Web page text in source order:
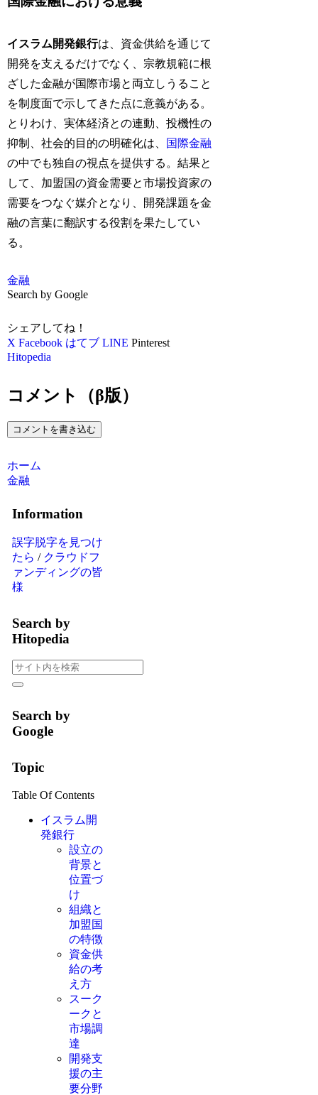
イスラム開発銀行は、資金供給を通じて
開発を支えるだけでなく、宗教規範に根
ざした金融が国際市場と両立しうること
を制度面で示してきた点に意義がある。
とりわけ、実体経済との連動、投機性の
抑制、社会的目的の明確化は、
国際金融
の中でも独自の視点を提供する。結果と
して、加盟国の資金需要と市場投資家の
需要をつなぐ媒介となり、開発課題を金
融の言葉に翻訳する役割を果たしてい
る。
金融
Search by Google
シェアしてね！
X Facebook はてブ LINE Pinterest
Hitopedia
コメント（β版）
コメントを書き込む
ホーム
金融
Information
誤字脱字を見つけ
たら / クラウドフ
ァンディングの皆
様
Search by
Hitopedia
Search by
Google
Topic
Table Of Contents
イスラム開
発銀行
設立の
背景と
位置づ
け
組織と
加盟国
の特徴
資金供
給の考
え方
スーク
ークと
市場調
達
開発支
援の主
要分野